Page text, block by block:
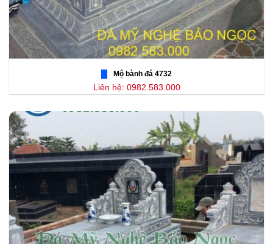
Mộ bành đá 4732
Liên hệ: 0982.583.000